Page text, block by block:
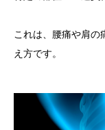
これは、 腰痛や肩の
え方です。